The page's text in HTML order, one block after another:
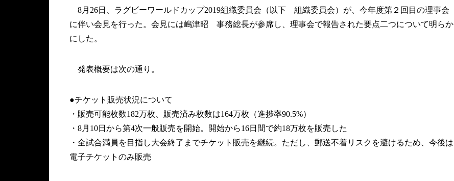
8月26日、ラグビーワールドカップ2019組織委員会（以下 組織委員会）が、今年度第２回目の理事会
に伴い会見を行った。会見には嶋津昭 事務総長が参席し、理事会で報告された要点二つについて明らか
にした。
発表概要は次の通り。
●チケット販売状況について
・販売可能枚数182万枚、販売済み枚数は164万枚（進捗率90.5%）
・8月10日から第4次一般販売を開始。開始から16日間で約18万枚を販売した
・全試合満員を目指し大会終了までチケット販売を継続。ただし、郵送不着リスクを避けるため、今後は
電子チケットのみ販売